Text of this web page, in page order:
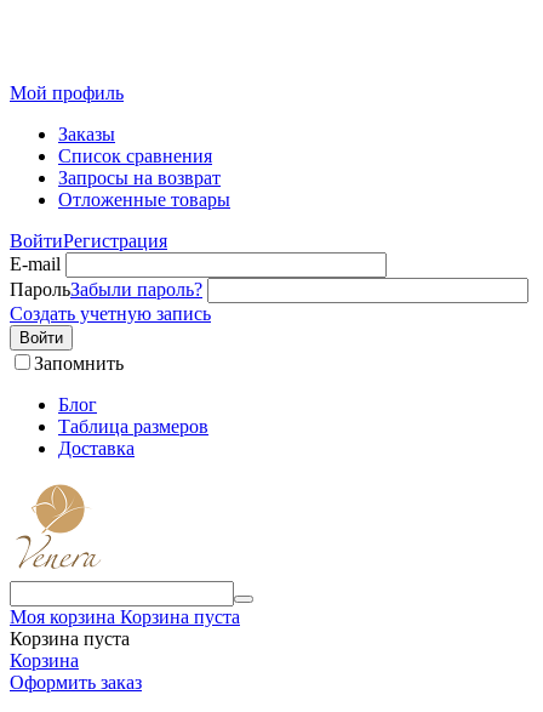
Мой профиль
Заказы
Список сравнения
Запросы на возврат
Отложенные товары
ВойтиРегистрация
E-mail
ПарольЗабыли пароль?
Создать учетную запись
Войти
Запомнить
Блог
Таблица размеров
Доставка
Моя корзина Корзина пуста
Корзина пуста
Корзина
Оформить заказ